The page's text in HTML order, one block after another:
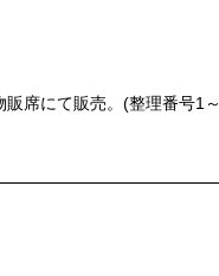
席にて販売。(整理番号1～